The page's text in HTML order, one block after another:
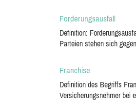
Forderungsausfall
Definition:
Parteien stehen sich
Franchise
Definition des Begriffs
Versicherungsnehmer bei